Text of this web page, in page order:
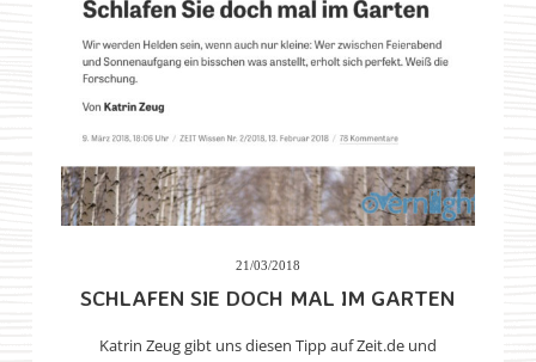
21/03/2018
SCHLAFEN SIE DOCH MAL IM GARTEN
Katrin Zeug gibt uns diesen Tipp auf Zeit.de und